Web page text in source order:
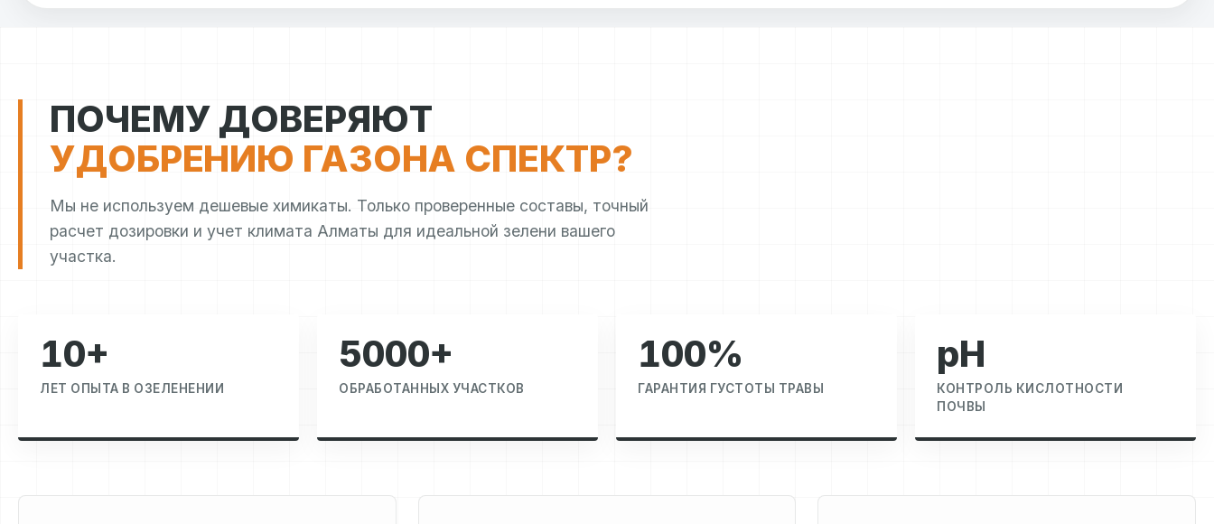
ПОЧЕМУ ДОВЕРЯЮТ
УДОБРЕНИЮ ГАЗОНА СПЕКТР?
Мы не используем дешевые химикаты. Только проверенные составы, точный
расчет дозировки и учет климата Алматы для идеальной зелени вашего
участка.
10+
ЛЕТ ОПЫТА В ОЗЕЛЕНЕНИИ
5000+
ОБРАБОТАННЫХ УЧАСТКОВ
100%
ГАРАНТИЯ ГУСТОТЫ ТРАВЫ
pH
КОНТРОЛЬ КИСЛОТНОСТИ
ПОЧВЫ